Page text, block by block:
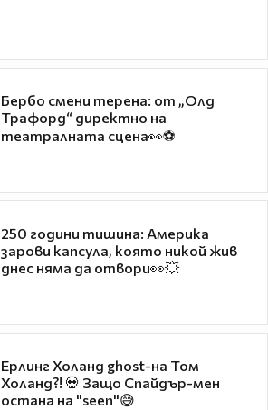
Бербо смени терена: от „Олд
Трафорд“ директно на
театралната сцена👀⚽
250 години тишина: Америка
зарови капсула, която никой жив
днес няма да отвори👀💥
Ерлинг Холанд ghost-на Том
Холанд?! 💀 Защо Спайдър-мен
остана на "seen"😅